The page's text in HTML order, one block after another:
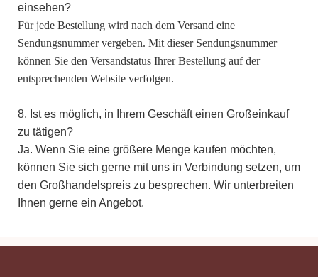
einsehen?
Für jede Bestellung wird nach dem Versand eine
Sendungsnummer vergeben. Mit dieser Sendungsnummer
können Sie den Versandstatus Ihrer Bestellung auf der
entsprechenden Website verfolgen.
8. Ist es möglich, in Ihrem Geschäft einen Großeinkauf
zu tätigen?
Ja. Wenn Sie eine größere Menge kaufen möchten,
können Sie sich gerne mit uns in Verbindung setzen, um
den Großhandelspreis zu besprechen. Wir unterbreiten
Ihnen gerne ein Angebot.